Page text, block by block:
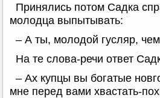
Принялись потом Садка
молодца выпытывать:
– А ты, молодой гусляр,
На те слова-речи ответ
– Ах купцы вы богатые
мне перед вами хвастать-